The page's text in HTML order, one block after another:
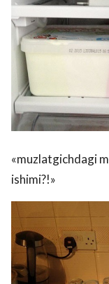
«muzlatgichdagi
ishimi?!»